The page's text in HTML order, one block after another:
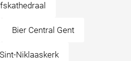
Bier Central Gent
Sint-Niklaaskerk